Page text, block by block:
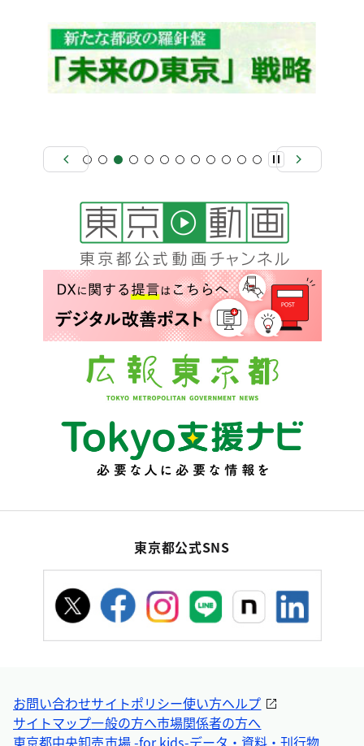
東京都公式SNS
お問い合わせサイトポリシー使い方ヘルプ
サイトマップ一般の方へ市場関係者の方へ
東京都中央卸売市場 -for kids-データ・資料・刊行物